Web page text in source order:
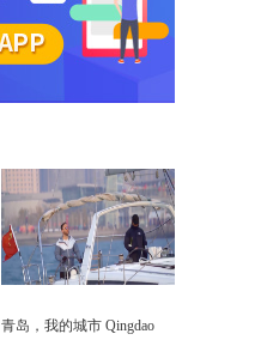
青岛，我的城市 Qingdao